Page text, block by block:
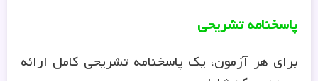
پاسخنامه تشریحی
برای هر آزمون، یک پاسخنامه تشریحی کامل ارائه